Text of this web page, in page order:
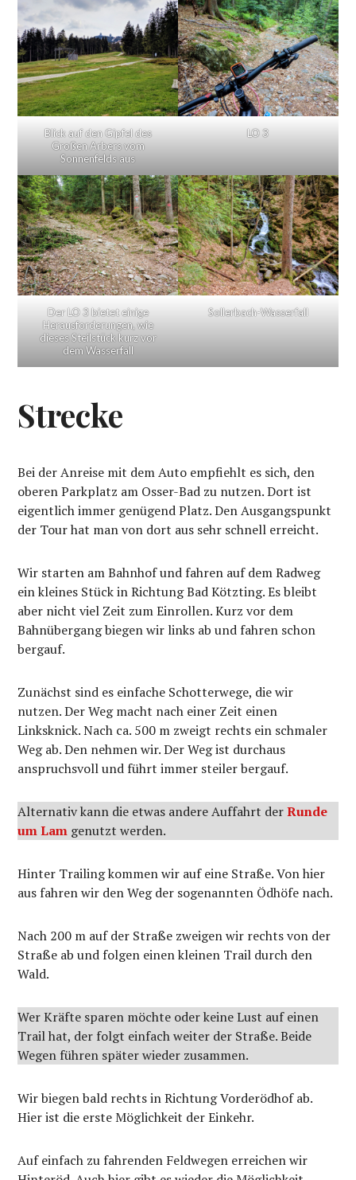
Blick auf den Gipfel des
Großen Arbers vom
Sonnenfelds aus
LO 3
Der LO 3 bietet einige
Herausforderungen, wie
dieses Steilstück kurz vor
dem Wasserfall
Sollerbach-Wasserfall
Strecke
Bei der Anreise mit dem Auto empfiehlt es sich, den
oberen Parkplatz am Osser-Bad zu nutzen. Dort ist
eigentlich immer genügend Platz. Den Ausgangspunkt
der Tour hat man von dort aus sehr schnell erreicht.
Wir starten am Bahnhof und fahren auf dem Radweg
ein kleines Stück in Richtung Bad Kötzting. Es bleibt
aber nicht viel Zeit zum Einrollen. Kurz vor dem
Bahnübergang biegen wir links ab und fahren schon
bergauf.
Zunächst sind es einfache Schotterwege, die wir
nutzen. Der Weg macht nach einer Zeit einen
Linksknick. Nach ca. 500 m zweigt rechts ein schmaler
Weg ab. Den nehmen wir. Der Weg ist durchaus
anspruchsvoll und führt immer steiler bergauf.
Alternativ kann die etwas andere Auffahrt derRunde
um Lam genutzt werden.
Hinter Trailing kommen wir auf eine Straße. Von hier
aus fahren wir den Weg der sogenannten Ödhöfe nach.
Nach 200 m auf der Straße zweigen wir rechts von der
Straße ab und folgen einen kleinen Trail durch den
Wald.
Wer Kräfte sparen möchte oder keine Lust auf einen
Trail hat, der folgt einfach weiter der Straße. Beide
Wegen führen später wieder zusammen.
Wir biegen bald rechts in Richtung Vorderödhof ab.
Hier ist die erste Möglichkeit der Einkehr.
Auf einfach zu fahrenden Feldwegen erreichen wir